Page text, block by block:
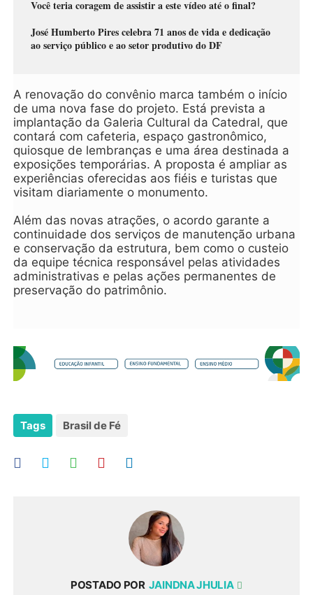
Você teria coragem de assistir a este vídeo até o final?
José Humberto Pires celebra 71 anos de vida e dedicação
ao serviço público e ao setor produtivo do DF
A renovação do convênio marca também o início
de uma nova fase do projeto. Está prevista a
implantação da Galeria Cultural da Catedral, que
contará com cafeteria, espaço gastronômico,
quiosque de lembranças e uma área destinada a
exposições temporárias. A proposta é ampliar as
experiências oferecidas aos fiéis e turistas que
visitam diariamente o monumento.
Além das novas atrações, o acordo garante a
continuidade dos serviços de manutenção urbana
e conservação da estrutura, bem como o custeio
da equipe técnica responsável pelas atividades
administrativas e pelas ações permanentes de
preservação do patrimônio.
Tags Brasil de Fé
POSTADO POR JAINDNA JHULIA